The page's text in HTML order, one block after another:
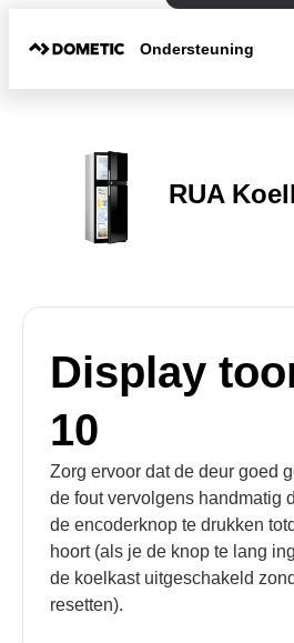
Ondersteuning
RUA
Display
10
Zorg ervoor dat de deur goed
de fout vervolgens handmatig
de encoderknop te drukken
hoort (als je de knop te lang
de koelkast uitgeschakeld
resetten).